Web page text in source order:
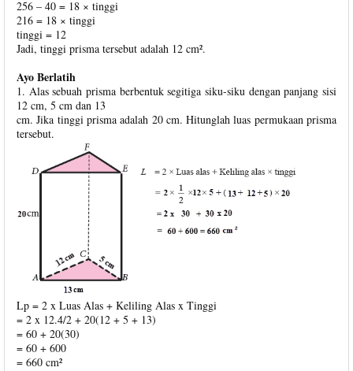
256 – 40 = 18 × tinggi
216 = 18 × tinggi
tinggi = 12
Jadi, tinggi prisma tersebut adalah 12 cm².
Ayo Berlatih
1. Alas sebuah prisma berbentuk segitiga siku-siku dengan panjang sisi
12 cm, 5 cm dan 13
cm. Jika tinggi prisma adalah 20 cm. Hitunglah luas permukaan prisma
tersebut.
Lp = 2 x Luas Alas + Keliling Alas x Tinggi
= 2 x 12.4/2 + 20(12 + 5 + 13)
= 60 + 20(30)
= 60 + 600
= 660 cm²